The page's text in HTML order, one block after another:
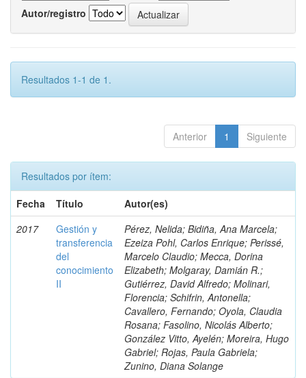
Autor/registro
Resultados 1-1 de 1.
Anterior 1 Siguiente
Resultados por ítem:
Fecha
Título
Autor(es)
2017
Gestión y
transferencia
del
conocimiento
II
Pérez, Nelida; Bidiña, Ana Marcela;
Ezeiza Pohl, Carlos Enrique; Perissé,
Marcelo Claudio; Mecca, Dorina
Elizabeth; Molgaray, Damián R.;
Gutiérrez, David Alfredo; Molinari,
Florencia; Schifrin, Antonella;
Cavallero, Fernando; Oyola, Claudia
Rosana; Fasolino, Nicolás Alberto;
González Vitto, Ayelén; Moreira, Hugo
Gabriel; Rojas, Paula Gabriela;
Zunino, Diana Solange